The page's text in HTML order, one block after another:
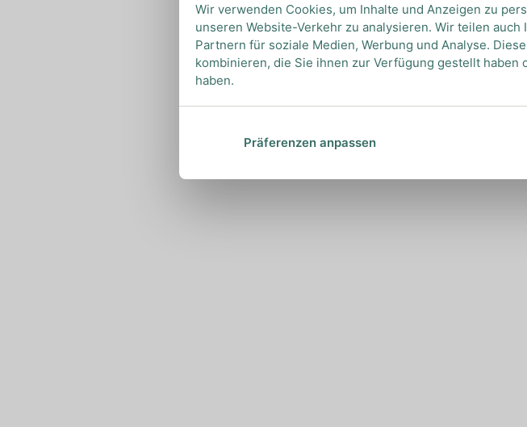
Wir verwenden Cookies, um Inhalte und Anzeigen zu
unseren Website-Verkehr zu analysieren. Wir teilen
Partnern für soziale Medien, Werbung und Analyse.
kombinieren, die Sie ihnen zur Verfügung gestellt
haben.
Präferenzen anpassen